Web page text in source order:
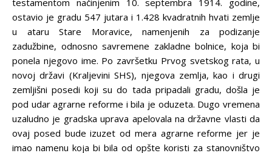
testamentom načinjenim 10. septembra 1914. godine,
ostavio je gradu 547 jutara i 1.428 kvadratnih hvati zemlje
u ataru Stare Moravice, namenjenih za podizanje
zadužbine, odnosno savremene zakladne bolnice, koja bi
ponela njegovo ime. Po završetku Prvog svetskog rata, u
novoj državi (Kraljevini SHS), njegova zemlja, kao i drugi
zemljišni posedi koji su do tada pripadali gradu, došla je
pod udar agrarne reforme i bila je oduzeta. Dugo vremena
uzaludno je gradska uprava apelovala na državne vlasti da
ovaj posed bude izuzet od mera agrarne reforme jer je
imao namenu koja bi bila od opšte koristi za stanovništvo